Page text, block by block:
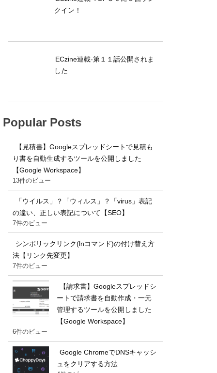
クイン！
ECzine連載-第１１話公開されま
した
Popular Posts
【見積書】Googleスプレッドシートで見積も
り書を自動生成するツールを公開しました
【Google Workspace】
13件のビュー
「ウイルス」？「ウィルス」？「virus」表記
の違い、正しい表記について【SEO】
7件のビュー
シンボリックリンク(lnコマンド)の付け替え方
法【リンク先変更】
7件のビュー
【請求書】Googleスプレッドシ
ートで請求書を自動作成・一元
管理するツールを公開しました
【Google Workspace】
6件のビュー
Google ChromeでDNSキャッシ
ュをクリアする方法